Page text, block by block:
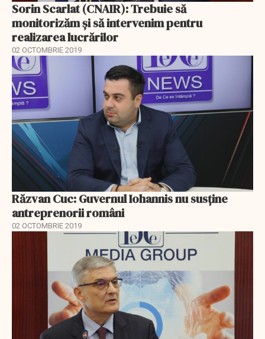
Sorin Scarlat (CNAIR): Trebuie să
monitorizăm și să intervenim pentru
realizarea lucrărilor
02 OCTOMBRIE 2019
Răzvan Cuc: Guvernul Iohannis nu susține
antreprenorii români
02 OCTOMBRIE 2019